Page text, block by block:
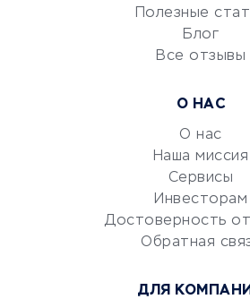
УСЛУГИ ДЛЯ БИЗНЕСА
документооборот
Юридические компании
Полезные
Блог
Все отзывы
О НАС
О нас
Наша миссия
Сервисы
Инвесторам
Достоверность
Обратная
ДЛЯ